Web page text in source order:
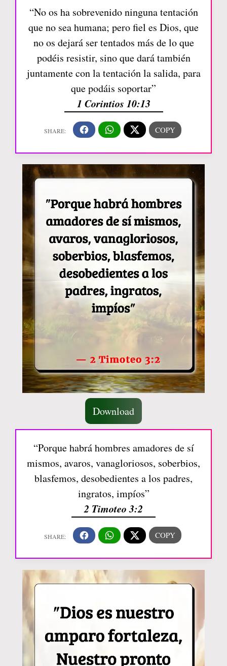
“No os ha sobrevenido ninguna tentación
que no sea humana; pero fiel es Dios, que
no os dejará ser tentados más de lo que
podéis resistir, sino que dará también
juntamente con la tentación la salida, para
que podáis soportar”
1 Corintios 10:13
Download
“Porque habrá hombres amadores de sí
mismos, avaros, vanagloriosos, soberbios,
blasfemos, desobedientes a los padres,
ingratos, impíos”
2 Timoteo 3:2